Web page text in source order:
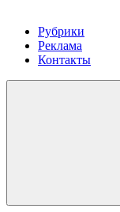
Рубрики
Реклама
Контакты